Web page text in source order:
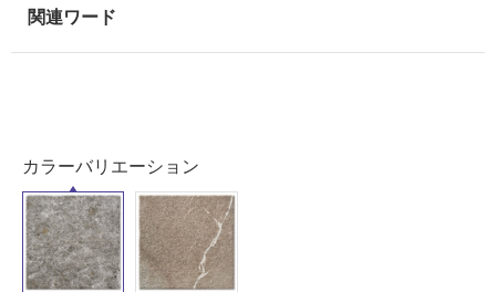
カラーバリエーション
壁・
浴
用
可
能
使
用